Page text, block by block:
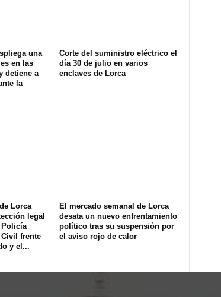
una
en las
detiene a
la
Corte del suministro eléctrico el
día 30 de julio en varios
enclaves de Lorca
Lorca
legal
frente
y el...
El mercado semanal de Lorca
desata un nuevo enfrentamiento
político tras su suspensión por
el aviso rojo de calor